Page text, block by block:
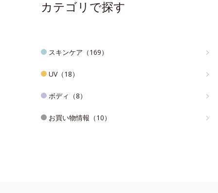
カテゴリで探す
スキンケア（169）
UV（18）
ボディ（8）
お買い物情報（10）